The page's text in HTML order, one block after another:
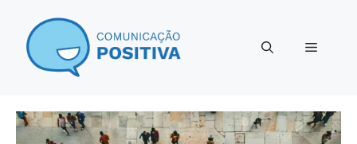
contenido
Menú